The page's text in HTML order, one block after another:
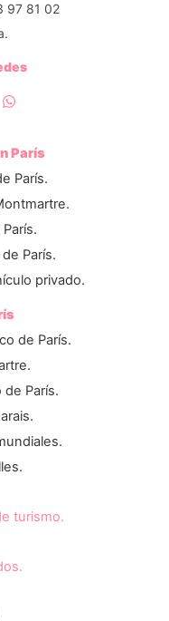
97 81 02
París
París.
París.
privado.
de París.
de París.
turismo.